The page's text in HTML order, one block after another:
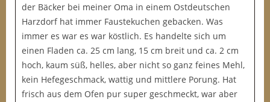
der Bäcker bei meiner Oma in einem Ostdeutschen
Harzdorf hat immer Faustekuchen gebacken. Was
immer es war es war köstlich. Es handelte sich um
einen Fladen ca. 25 cm lang, 15 cm breit und ca. 2 cm
hoch, kaum süß, helles, aber nicht so ganz feines Mehl,
kein Hefegeschmack, wattig und mittlere Porung. Hat
frisch aus dem Ofen pur super geschmeckt, war aber